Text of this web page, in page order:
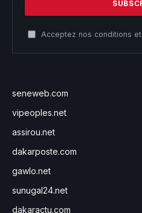
Acceptez nos conditions et
seneweb.com
vipeoples.net
assirou.net
dakarposte.com
gawlo.net
sunugal24.net
dakaractu.com